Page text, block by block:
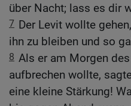
über Nacht; lass es dir
7 Der Levit wollte
ihn zu bleiben und so
8 Als er am Morgen
aufbrechen wollte,
eine kleine Stärkung!